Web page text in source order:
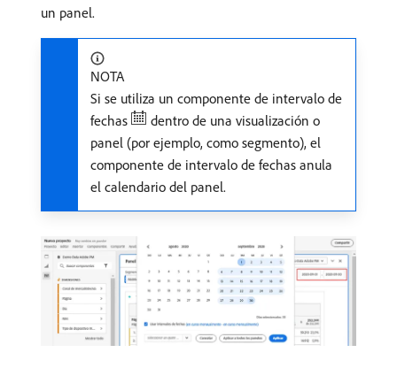
un panel.
NOTA
Si se utiliza un componente de intervalo de
fechas
dentro de una visualización o
panel (por ejemplo, como segmento), el
componente de intervalo de fechas anula
el calendario del panel.